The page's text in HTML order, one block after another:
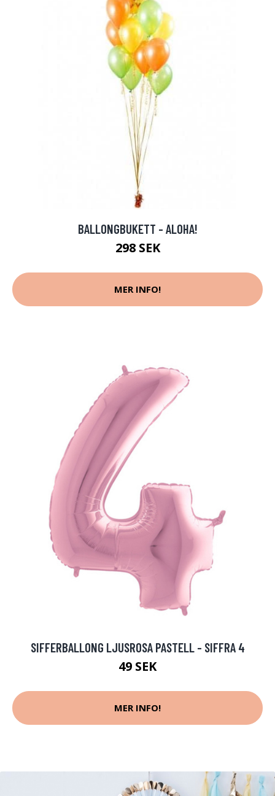
BALLONGBUKETT - ALOHA!
298 SEK
MER INFO!
SIFFERBALLONG LJUSROSA PASTELL - SIFFRA 4
49 SEK
MER INFO!